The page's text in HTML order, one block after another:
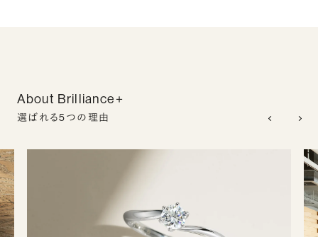
About Brilliance+
選ばれる5つの理由